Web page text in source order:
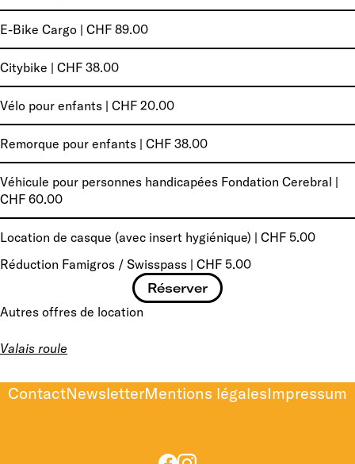
E-Bike Cargo | CHF 89.00
Citybike | CHF 38.00
Vélo pour enfants | CHF 20.00
Remorque pour enfants | CHF 38.00
Véhicule pour personnes handicapées Fondation Cerebral |
CHF 60.00
Location de casque (avec insert hygiénique) | CHF 5.00
Réduction Famigros / Swisspass | CHF 5.00
Réserver
Autres offres de location
Valais roule
ContactNewsletterMentions légalesImpressum